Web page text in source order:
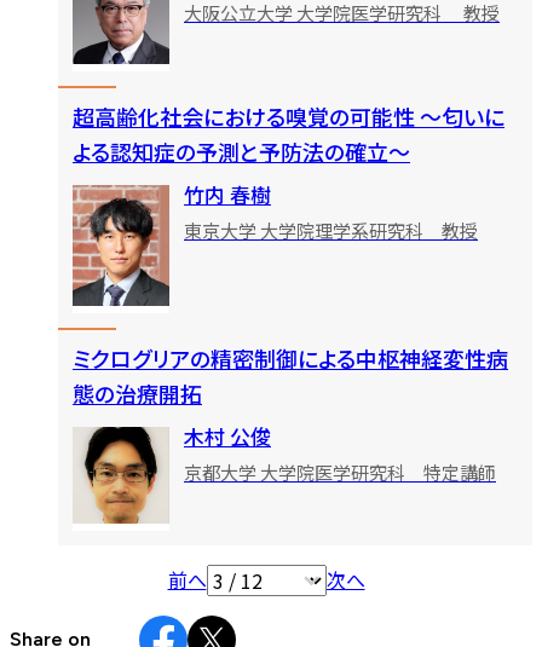
大阪公立大学 大学院医学研究科 教授
超高齢化社会における嗅覚の可能性 ～匂いに
よる認知症の予測と予防法の確立～
竹内 春樹
東京大学 大学院理学系研究科 教授
ミクログリアの精密制御による中枢神経変性病
態の治療開拓
木村 公俊
京都大学 大学院医学研究科 特定講師
ナ
前へ 次へ
Share on